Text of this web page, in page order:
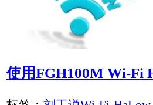
一篇说透Wi-Fi HaLow：物